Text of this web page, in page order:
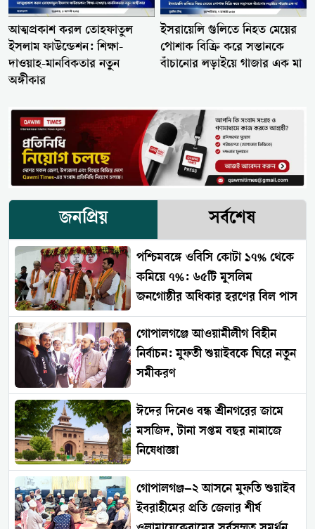
আত্মপ্রকাশ করল তোহফাতুল
ইসলাম ফাউন্ডেশন: শিক্ষা-
দাওয়াহ-মানবিকতার নতুন
অঙ্গীকার
ইসরায়েলি গুলিতে নিহত মেয়ের
পোশাক বিক্রি করে সন্তানকে
বাঁচানোর লড়াইয়ে গাজার এক মা
জনপ্রিয় সর্বশেষ
পশ্চিমবঙ্গে ওবিসি কোটা ১৭% থেকে
কমিয়ে ৭%: ৬৫টি মুসলিম
জনগোষ্ঠীর অধিকার হরণের বিল পাস
গোপালগঞ্জে আওয়ামীলীগ বিহীন
নির্বাচন: মুফতী শুয়াইবকে ঘিরে নতুন
সমীকরণ
ঈদের দিনেও বন্ধ শ্রীনগরের জামে
মসজিদ, টানা সপ্তম বছর নামাজে
নিষেধাজ্ঞা
গোপালগঞ্জ–২ আসনে মুফতি শুয়াইব
ইবরাহীমের প্রতি জেলার শীর্ষ